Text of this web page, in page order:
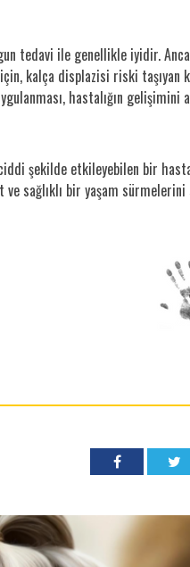
tedavi ile genellikle iyidir.
kalça displazisi riski
hastalığın
şekilde etkileyebilen bir
sağlıklı bir yaşam